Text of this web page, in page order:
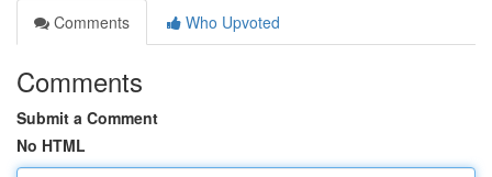
Comments
Who Upvoted
Comments
Submit a Comment
No HTML